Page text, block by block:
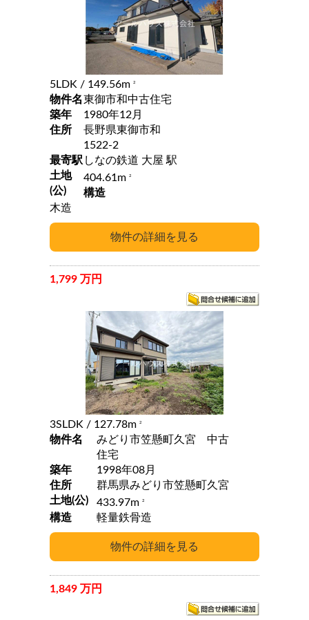
5LDK / 149.56m 2
物件名東御市和中古住宅
築年
1980年12月
住所
長野県東御市和
1522-2
最寄駅
しなの鉄道 大屋 駅
土地
(公)
404.61m 2
構造
木造
1,799 万円
3SLDK / 127.78m 2
物件名
みどり市笠懸町久宮 中古
住宅
築年
1998年08月
住所
群馬県みどり市笠懸町久宮
土地(公)
433.97m 2
構造 軽量鉄骨造
1,849 万円